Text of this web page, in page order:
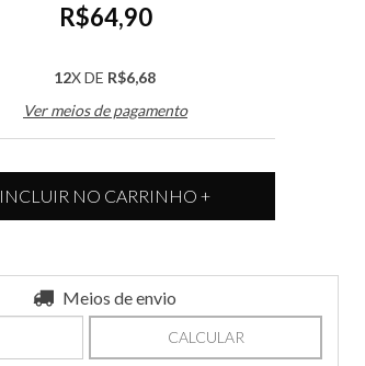
R$64,90
12X DE R$6,68
Ver meios de pagamento
Meios de envio
CALCULAR